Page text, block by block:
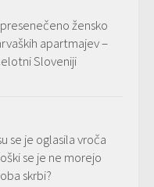
žensko
apartmajev –
Sloveniji
se je oglasila vroča
se je ne morejo
skrbi?